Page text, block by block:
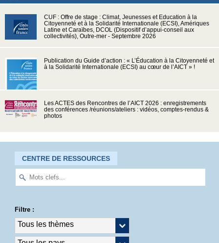
CUF : Offre de stage : Climat, Jeunesses et Education à la
Citoyenneté et à la Solidarité Internationale (ECSI), Amériques
Latine et Caraïbes, DCOL (Dispositif d’appui-conseil aux
collectivités), Outre-mer - Septembre 2026
Publication du Guide d’action : « L’Éducation à la Citoyenneté et
à la Solidarité Internationale (ECSI) au cœur de l’AICT » !
Les ACTES des Rencontres de l’AICT 2026 : enregistrements
des conférences /réunions/ateliers : vidéos, comptes-rendus &
photos
CENTRE DE RESSOURCES
Filtre :